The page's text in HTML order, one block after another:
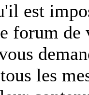
est
forum
les